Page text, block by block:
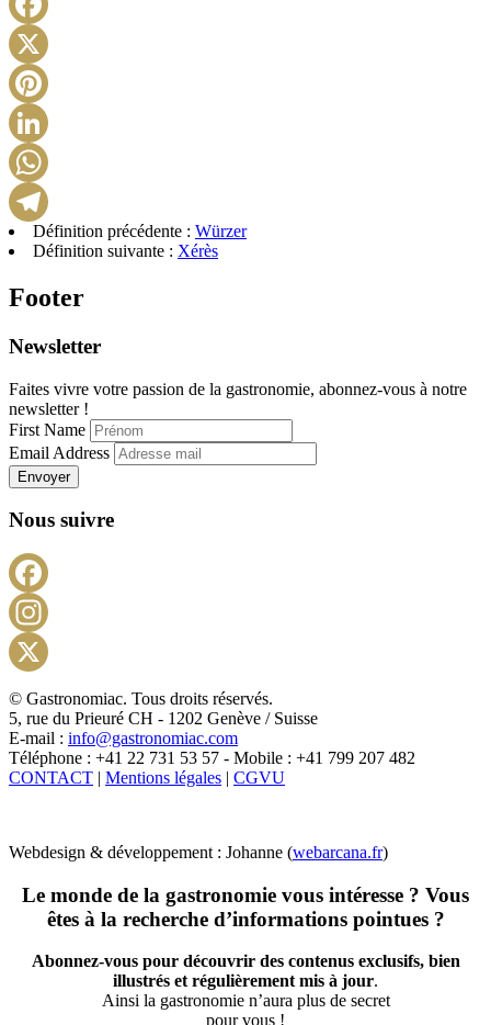
Telegram
Définition précédente : Würzer
Définition suivante : Xérès
Footer
Newsletter
Faites vivre votre passion de la gastronomie, abonnez-vous à notre
newsletter !
First Name
Email Address
Envoyer
Nous suivre
X
© Gastronomiac. Tous droits réservés.
5, rue du Prieuré CH - 1202 Genève / Suisse
E-mail : info@gastronomiac.com
Téléphone : +41 22 731 53 57 - Mobile : +41 799 207 482
CONTACT | Mentions légales | CGVU
Webdesign & développement : Johanne (webarcana.fr)
Le monde de la gastronomie vous intéresse ? Vous
êtes à la recherche d’informations pointues ?
Abonnez-vous pour découvrir des contenus exclusifs, bien
illustrés et régulièrement mis à jour.
Ainsi la gastronomie n’aura plus de secret
pour vous !